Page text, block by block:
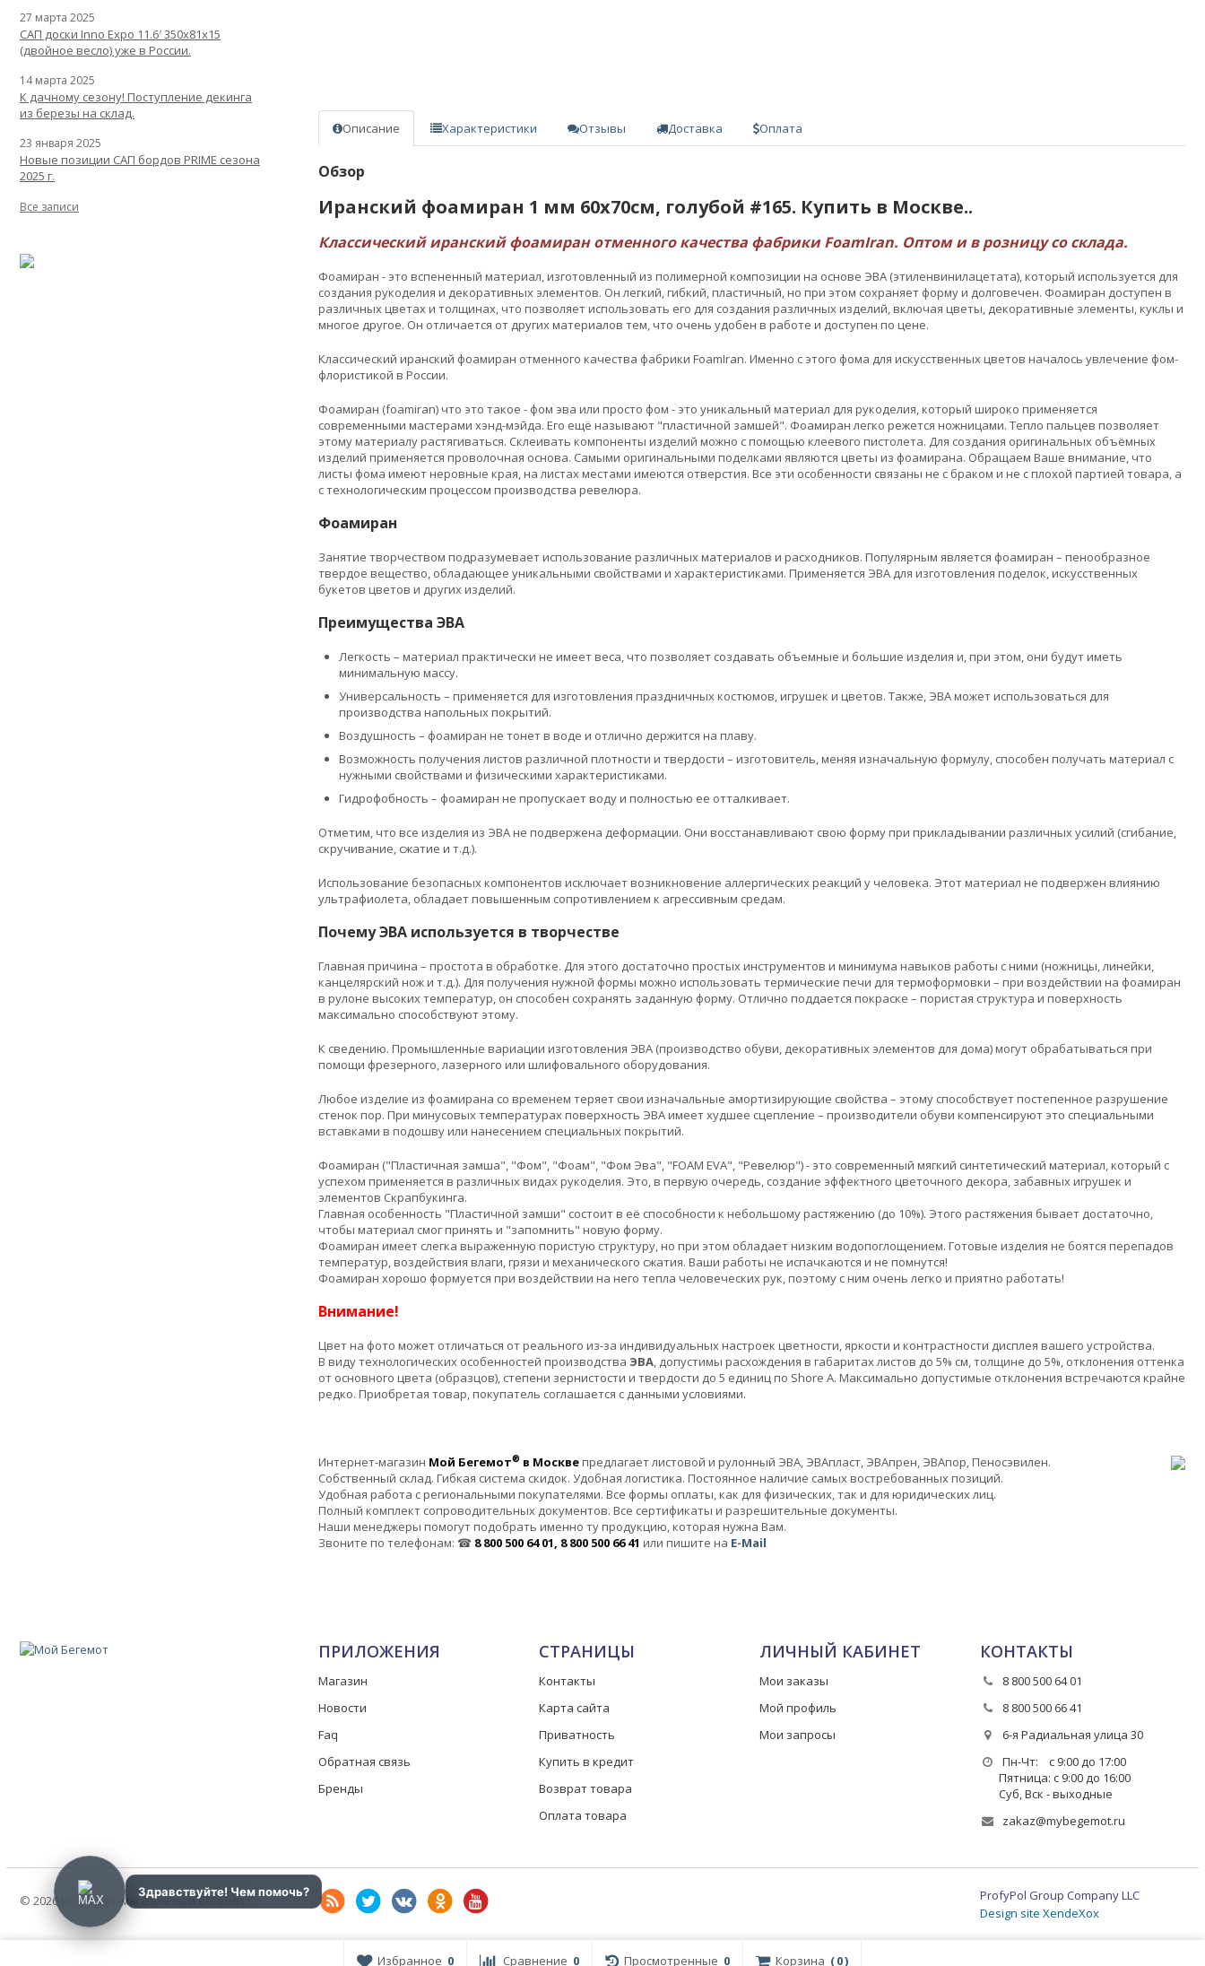
Описание Характеристики Отзывы Доставка Оплата
Обзор
Иранский фоамиран 1 мм 60х70см, голубой #165. Купить в Москве..
Классический иранский фоамиран отменного качества фабрики FoamIran. Оптом и в розницу со склада.
Фоамиран - это вспененный материал, изготовленный из полимерной композиции на основе ЭВА (этиленвинилацетата), который используется для
создания рукоделия и декоративных элементов. Он легкий, гибкий, пластичный, но при этом сохраняет форму и долговечен. Фоамиран доступен в
различных цветах и толщинах, что позволяет использовать его для создания различных изделий, включая цветы, декоративные элементы, куклы и
многое другое. Он отличается от других материалов тем, что очень удобен в работе и доступен по цене.
Классический иранский фоамиран отменного качества фабрики FoamIran. Именно с этого фома для искусственных цветов началось увлечение фом-
флористикой в России.
Фоамиран (foamiran) что это такое - фом эва или просто фом - это уникальный материал для рукоделия, который широко применяется
современными мастерами хэнд-мэйда. Его ещё называют "пластичной замшей". Фоамиран легко режется ножницами. Тепло пальцев позволяет
этому материалу растягиваться. Склеивать компоненты изделий можно с помощью клеевого пистолета. Для создания оригинальных объёмных
изделий применяется проволочная основа. Самыми оригинальными поделками являются цветы из фоамирана. Обращаем Ваше внимание, что
листы фома имеют неровные края, на листах местами имеются отверстия. Все эти особенности связаны не с браком и не с плохой партией товара, а
с технологическим процессом производства ревелюра.
Фоамиран
Занятие творчеством подразумевает использование различных материалов и расходников. Популярным является фоамиран – пенообразное
твердое вещество, обладающее уникальными свойствами и характеристиками. Применяется ЭВА для изготовления поделок, искусственных
букетов цветов и других изделий.
Преимущества ЭВА
Легкость – материал практически не имеет веса, что позволяет создавать объемные и большие изделия и, при этом, они будут иметь
минимальную массу.
Универсальность – применяется для изготовления праздничных костюмов, игрушек и цветов. Также, ЭВА может использоваться для
производства напольных покрытий.
Воздушность – фоамиран не тонет в воде и отлично держится на плаву.
Возможность получения листов различной плотности и твердости – изготовитель, меняя изначальную формулу, способен получать материал с
нужными свойствами и физическими характеристиками.
Гидрофобность – фоамиран не пропускает воду и полностью ее отталкивает.
Отметим, что все изделия из ЭВА не подвержена деформации. Они восстанавливают свою форму при прикладывании различных усилий (сгибание,
скручивание, сжатие и т.д.).
Использование безопасных компонентов исключает возникновение аллергических реакций у человека. Этот материал не подвержен влиянию
ультрафиолета, обладает повышенным сопротивлением к агрессивным средам.
Почему ЭВА используется в творчестве
Главная причина – простота в обработке. Для этого достаточно простых инструментов и минимума навыков работы с ними (ножницы, линейки,
канцелярский нож и т.д.). Для получения нужной формы можно использовать термические печи для термоформовки – при воздействии на фоамиран
в рулоне высоких температур, он способен сохранять заданную форму. Отлично поддается покраске – пористая структура и поверхность
максимально способствуют этому.
К сведению. Промышленные вариации изготовления ЭВА (производство обуви, декоративных элементов для дома) могут обрабатываться при
помощи фрезерного, лазерного или шлифовального оборудования.
Любое изделие из фоамирана со временем теряет свои изначальные амортизирующие свойства – этому способствует постепенное разрушение
стенок пор. При минусовых температурах поверхность ЭВА имеет худшее сцепление – производители обуви компенсируют это специальными
вставками в подошву или нанесением специальных покрытий.
Фоамиран ("Пластичная замша", "Фом", "Фоам", "Фом Эва", "FOAM EVA", "Ревелюр") - это современный мягкий синтетический материал, который с
успехом применяется в различных видах рукоделия. Это, в первую очередь, создание эффектного цветочного декора, забавных игрушек и
элементов Скрапбукинга.
Главная особенность "Пластичной замши" состоит в её способности к небольшому растяжению (до 10%). Этого растяжения бывает достаточно,
чтобы материал смог принять и "запомнить" новую форму.
Фоамиран имеет слегка выраженную пористую структуру, но при этом обладает низким водопоглощением. Готовые изделия не боятся перепадов
температур, воздействия влаги, грязи и механического сжатия. Ваши работы не испачкаются и не помнутся!
Фоамиран хорошо формуется при воздействии на него тепла человеческих рук, поэтому с ним очень легко и приятно работать!
Внимание!
Цвет на фото может отличаться от реального из-за индивидуальных настроек цветности, яркости и контрастности дисплея вашего устройства.
В виду технологических особенностей производства ЭВА, допустимы расхождения в габаритах листов до 5% см, толщине до 5%, отклонения оттенка
от основного цвета (образцов), степени зернистости и твердости до 5 единиц по Shore A. Максимально допустимые отклонения встречаются крайне
редко. Приобретая товар, покупатель соглашается с данными условиями.
Интернет-магазин Мой Бегемот®в Москвепредлагает листовой и рулонный ЭВА, ЭВАпласт, ЭВАпрен, ЭВАпор, Пеносэвилен.
Собственный склад. Гибкая система скидок. Удобная логистика. Постоянное наличие самых востребованных позиций.
Удобная работа с региональными покупателями. Все формы оплаты, как для физических, так и для юридических лиц.
Полный комплект сопроводительных документов. Все сертификаты и разрешительные документы.
Наши менеджеры помогут подобрать именно ту продукцию, которая нужна Вам.
Звоните по телефонам: ☎ 8 800 500 64 01, 8 800 500 66 41 или пишите на E-Mail
27 марта 2025
САП доски Inno Expo 11.6′ 350x81x15
(двойное весло) уже в России.
14 марта 2025
К дачному сезону! Поступление декинга
из березы на склад.
23 января 2025
Новые позиции САП бордов PRIME сезона
2025 г.
Все записи
ПРИЛОЖЕНИЯ
Магазин
Новости
Faq
Обратная связь
Бренды
СТРАНИЦЫ
Контакты
Карта сайта
Приватность
Купить в кредит
Возврат товара
Оплата товара
ЛИЧНЫЙ КАБИНЕТ
Мои заказы
Мой профиль
Мои запросы
КОНТАКТЫ
8 800 500 64 01
8 800 500 66 41
6-я Радиальная улица 30
Пн-Чт: с 9:00 до 17:00
Пятница: с 9:00 до 16:00
Суб, Вск - выходные
zakaz@mybegemot.ru
© 2026 Интернет-магазин Мой Бегемот®
ProfyPol Group Company LLC
Design site XendeXox
Избранное 0 Сравнение 0 Просмотренные 0 Корзина 0